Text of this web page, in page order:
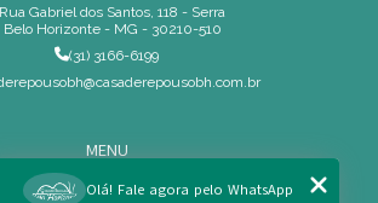
Rua Gabriel dos Santos, 118 - Serra
Belo Horizonte - MG - 30210-510
(31) 3166-6199
MENU
Home
Olá! Fale agora pelo WhatsApp